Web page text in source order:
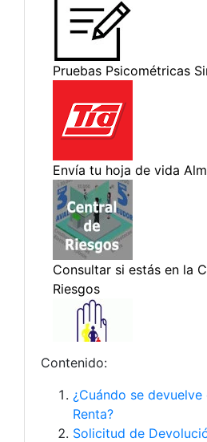
Contenido:
¿Cuándo se
Renta?
Solicitud de